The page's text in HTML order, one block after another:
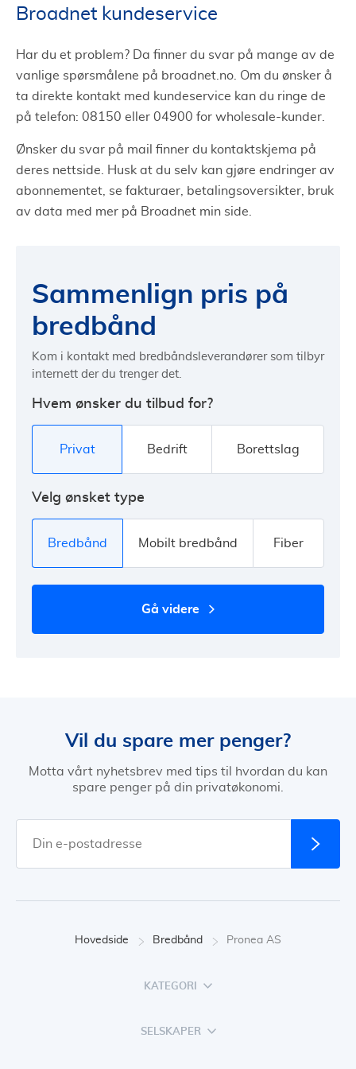
Broadnet kundeservice
Har du et problem? Da finner du svar på mange av de
vanlige spørsmålene på broadnet.no. Om du ønsker å
ta direkte kontakt med kundeservice kan du ringe de
på telefon: 08150 eller 04900 for wholesale-kunder.
Ønsker du svar på mail finner du kontaktskjema på
deres nettside. Husk at du selv kan gjøre endringer av
abonnementet, se fakturaer, betalingsoversikter, bruk
av data med mer på Broadnet min side.
Sammenlign pris på
bredbånd
Kom i kontakt med bredbåndsleverandører som tilbyr
internett der du trenger det.
Hvem ønsker du tilbud for?
Privat Bedrift Borettslag
Velg ønsket type
Bredbånd Mobilt bredbånd Fiber
gå videre
Vil du spare mer penger?
Motta vårt nyhetsbrev med tips til hvordan du kan
spare penger på din privatøkonomi.
Hovedside Bredbånd Pronea AS
KATEGORI
SELSKAPER